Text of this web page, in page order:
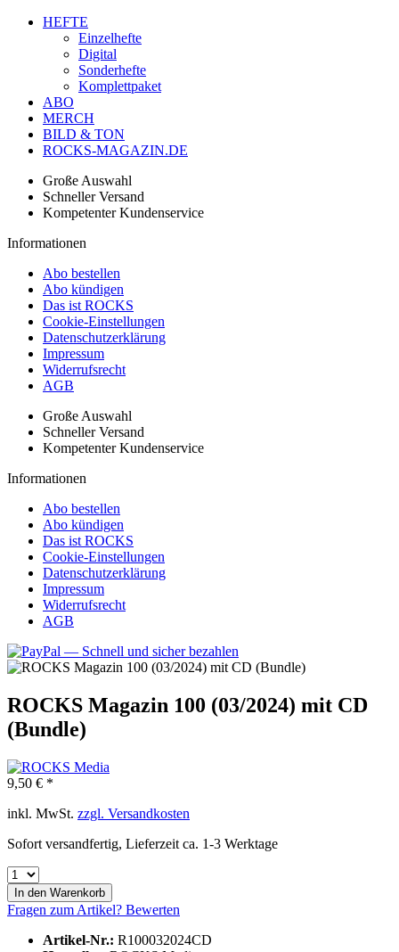
HEFTE
Einzelhefte
Digital
Sonderhefte
Komplettpaket
ABO
MERCH
BILD & TON
ROCKS-MAGAZIN.DE
Große Auswahl
Schneller Versand
Kompetenter Kundenservice
Informationen
Abo bestellen
Abo kündigen
Das ist ROCKS
Cookie-Einstellungen
Datenschutzerklärung
Impressum
Widerrufsrecht
AGB
Große Auswahl
Schneller Versand
Kompetenter Kundenservice
Informationen
Abo bestellen
Abo kündigen
Das ist ROCKS
Cookie-Einstellungen
Datenschutzerklärung
Impressum
Widerrufsrecht
AGB
ROCKS Magazin 100 (03/2024) mit CD
(Bundle)
9,50 € *
inkl. MwSt. zzgl. Versandkosten
Sofort versandfertig, Lieferzeit ca. 1-3 Werktage
In den Warenkorb
Fragen zum Artikel? Bewerten
Artikel-Nr.: R100032024CD